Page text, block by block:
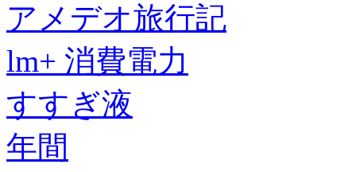
アメデオ旅行記
lm+ 消費電力
すすぎ液
年間